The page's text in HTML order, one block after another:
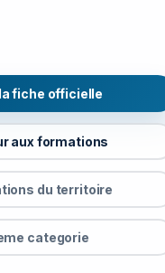
fiche officielle
aux formations
du territoire
categorie